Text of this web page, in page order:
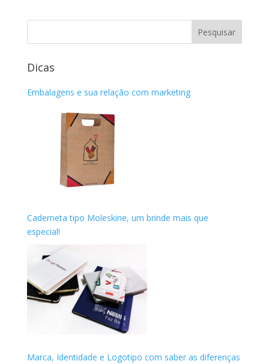
Dicas
Embalagens e sua relação com marketing
Caderneta tipo Moleskine, um brinde mais que
especial!
Marca, Identidade e Logotipo com saber as diferenças